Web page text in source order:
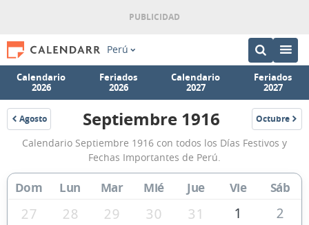
Perú
Calendario
2026
Feriados
2026
Calendario
2027
Feriados
2027
Agosto
1916
Calendario
Septiembre
1916
de
Perú
Septiembre 1916 Octubre
1916
Calendario Septiembre 1916 con todos los Días Festivos y
Fechas Importantes de Perú.
Dom Lun Mar Mié Jue Vie Sáb
27 28 29 30 31 1
2